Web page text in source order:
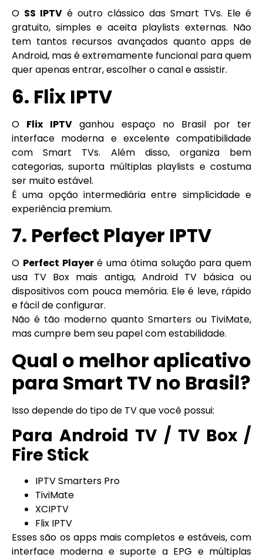
O SS IPTV é outro clássico das Smart TVs. Ele é
gratuito, simples e aceita playlists externas. Não
tem tantos recursos avançados quanto apps de
Android, mas é extremamente funcional para quem
quer apenas entrar, escolher o canal e assistir.
6. Flix IPTV
O Flix IPTVganhou espaço no Brasil por ter
interface moderna e excelente compatibilidade
com Smart TVs. Além disso, organiza bem
categorias, suporta múltiplas playlists e costuma
ser muito estável.
É uma opção intermediária entre simplicidade e
experiência premium.
7. Perfect Player IPTV
O Perfect Playeré uma ótima solução para quem
usa TV Box mais antiga, Android TV básica ou
dispositivos com pouca memória. Ele é leve, rápido
e fácil de configurar.
Não é tão moderno quanto Smarters ou TiviMate,
mas cumpre bem seu papel com estabilidade.
Qual o melhor aplicativo
para Smart TV no Brasil?
Isso depende do tipo de TV que você possui:
Para Android TV / TV Box /
Fire Stick
IPTV Smarters Pro
TiviMate
XCIPTV
Flix IPTV
Esses são os apps mais completos e estáveis, com
interface moderna e suporte a EPG e múltiplas